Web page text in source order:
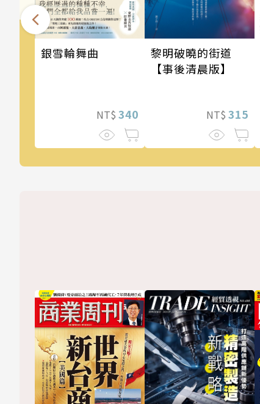
銀雪輪舞曲
NT$ 340
黎明破曉的街道
【事後清晨版】
NT$ 315